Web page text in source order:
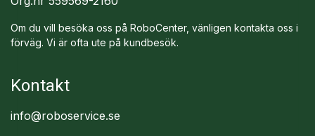
Om du vill besöka oss på RoboCenter, vänligen kontakta oss i
förväg. Vi är ofta ute på kundbesök.
Kontakt
info@roboservice.se